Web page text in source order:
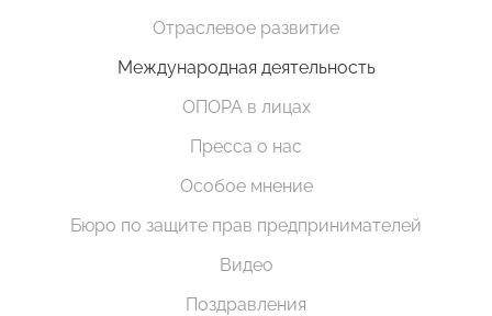
Отраслевое развитие
Международная деятельность
ОПОРА в лицах
Пресса о нас
Особое мнение
Бюро по защите прав предпринимателей
Видео
Поздравления